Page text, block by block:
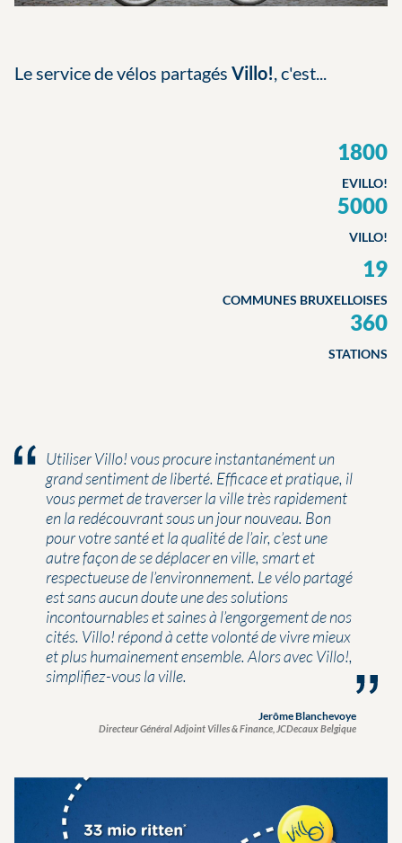
Le service de vélos partagés Villo! , c'est...
1800
EVILLO!
5000
VILLO!
19
COMMUNES BRUXELLOISES
360
STATIONS
Utiliser Villo! vous procure instantanément un
grand sentiment de liberté. Efficace et pratique, il
vous permet de traverser la ville très rapidement
en la redécouvrant sous un jour nouveau. Bon
pour votre santé et la qualité de l’air, c’est une
autre façon de se déplacer en ville, smart et
respectueuse de l’environnement. Le vélo partagé
est sans aucun doute une des solutions
incontournables et saines à l’engorgement de nos
cités. Villo! répond à cette volonté de vivre mieux
et plus humainement ensemble. Alors avec Villo!,
simplifiez-vous la ville.
Jerôme Blanchevoye
Directeur Général Adjoint Villes & Finance, JCDecaux Belgique